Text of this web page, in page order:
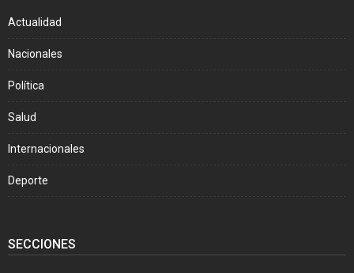
Actualidad
Nacionales
Política
Salud
Internacionales
Deporte
SECCIONES